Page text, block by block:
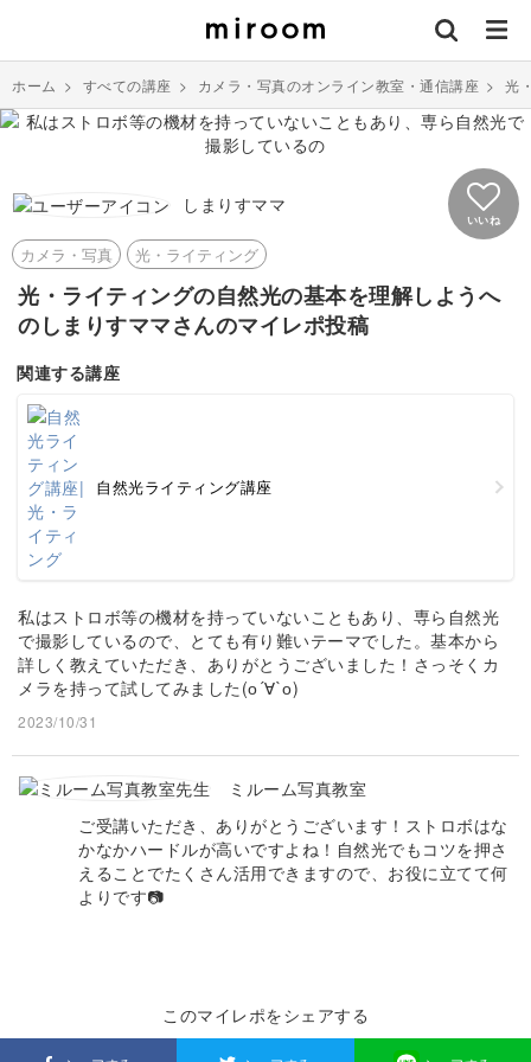
ホーム > すべての講座 > カメラ・写真のオンライン教室・通信講座 > 光
しまりすママ
いいね
カメラ・写真 光・ライティング
光・ライティングの自然光の基本を理解しようへ
のしまりすママさんのマイレポ投稿
関連する講座
自然光ライティング講座
私はストロボ等の機材を持っていないこともあり、専ら自然光
で撮影しているので、とても有り難いテーマでした。基本から
詳しく教えていただき、ありがとうございました！さっそくカ
メラを持って試してみました(о´∀`о)
2023/10/31
ミルーム写真教室
ご受講いただき、ありがとうございます！ストロボはな
かなかハードルが高いですよね！自然光でもコツを押さ
えることでたくさん活用できますので、お役に立てて何
よりです📷
このマイレポをシェアする